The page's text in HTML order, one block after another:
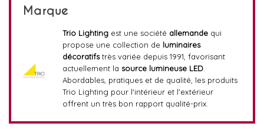
Marque
Trio Lighting est une société allemandequi
propose une collection de luminaires
décoratifstrès variée depuis 1991, favorisant
actuellement la source lumineuse LED.
Abordables, pratiques et de qualité, les produits
Trio Lighting pour l'intérieur et l'extérieur
offrent un très bon rapport qualité-prix.